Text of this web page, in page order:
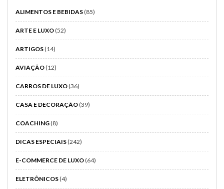
ALIMENTOS E BEBIDAS(85)
ARTE E LUXO(52)
ARTIGOS(14)
AVIAÇÃO(12)
CARROS DE LUXO(36)
CASA E DECORAÇÃO(39)
COACHING(8)
DICAS ESPECIAIS(242)
E-COMMERCE DE LUXO(64)
ELETRÔNICOS(4)